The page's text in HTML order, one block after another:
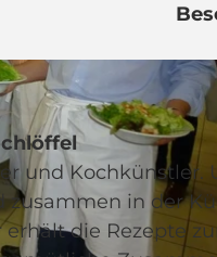
und
in der
die Rezepte